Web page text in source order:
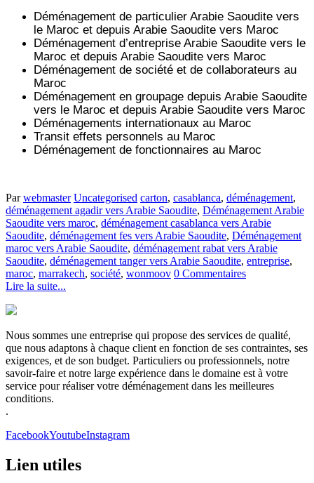
Déménagement de particulier Arabie Saoudite vers
le Maroc et depuis Arabie Saoudite vers Maroc
Déménagement d’entreprise Arabie Saoudite vers le
Maroc et depuis Arabie Saoudite vers Maroc
Déménagement de société et de collaborateurs au
Maroc
Déménagement en groupage depuis Arabie Saoudite
vers le Maroc et depuis Arabie Saoudite vers Maroc
Déménagements internationaux au Maroc
Transit effets personnels au Maroc
Déménagement de fonctionnaires au Maroc
Parwebmaster Uncategorised carton, casablanca, déménagement,
déménagement agadir vers Arabie Saoudite, Déménagement Arabie
Saoudite vers maroc, déménagement casablanca vers Arabie
Saoudite, déménagement fes vers Arabie Saoudite, Déménagement
maroc vers Arabie Saoudite, déménagement rabat vers Arabie
Saoudite, déménagement tanger vers Arabie Saoudite, entreprise,
maroc, marrakech, société, wonmoov 0 Commentaires
Lire la suite...
Nous sommes une entreprise qui propose des services de qualité,
que nous adaptons à chaque client en fonction de ses contraintes, ses
exigences, et de son budget. Particuliers ou professionnels, notre
savoir-faire et notre large expérience dans le domaine est à votre
service pour réaliser votre déménagement dans les meilleures
conditions.
.
FacebookYoutubeInstagram
Lien utiles